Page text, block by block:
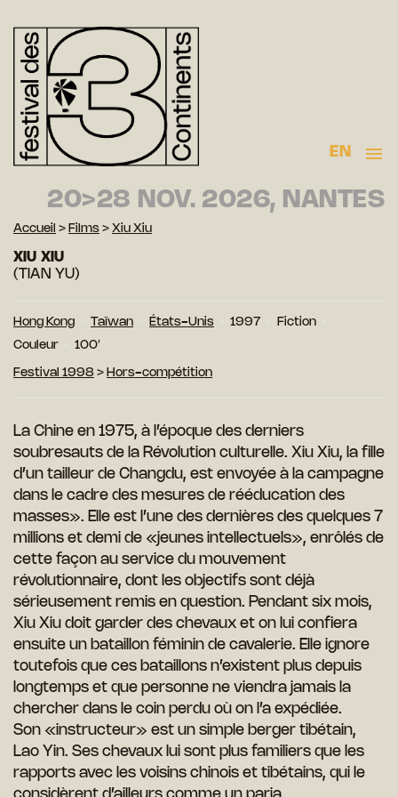
EN
20>28 NOV. 2026, NANTES
Accueil > Films > Xiu Xiu
XIU XIU
(TIAN YU)
Hong Kong Taïwan États-Unis 1997
Fiction
Couleur
100′
Festival 1998 > Hors-compétition
La Chine en 1975, à l’époque des derniers
soubresauts de la Révolution culturelle. Xiu Xiu, la fille
d’un tailleur de Changdu, est envoyée à la campagne
dans le cadre des mesures de rééducation des
masses». Elle est l’une des dernières des quelques 7
millions et demi de «jeunes intellectuels», enrôlés de
cette façon au service du mouvement
révolutionnaire, dont les objectifs sont déjà
sérieusement remis en question. Pendant six mois,
Xiu Xiu doit garder des chevaux et on lui confiera
ensuite un bataillon féminin de cavalerie. Elle ignore
toutefois que ces bataillons n’existent plus depuis
longtemps et que personne ne viendra jamais la
chercher dans le coin perdu où on l’a expédiée.
Son «instructeur» est un simple berger tibétain,
Lao Yin. Ses chevaux lui sont plus familiers que les
rapports avec les voisins chinois et tibétains, qui le